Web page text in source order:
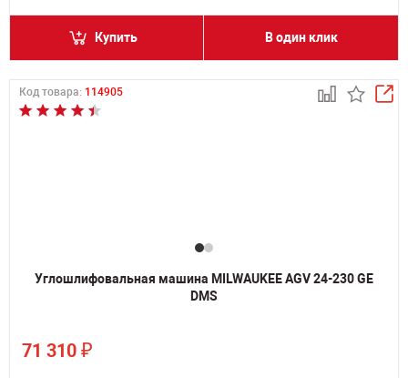
Купить В один клик
Код товара: 114905
Углошлифовальная машина MILWAUKEE AGV 24-230 GE
DMS
71 310 ₽